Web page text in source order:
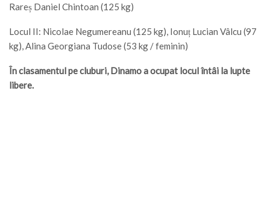
Rareș Daniel Chintoan (125 kg)
Locul II: Nicolae Negumereanu (125 kg), Ionuț Lucian Vâlcu (97
kg), Alina Georgiana Tudose (53 kg / feminin)
În clasamentul pe cluburi, Dinamo a ocupat locul întâi la lupte
libere.